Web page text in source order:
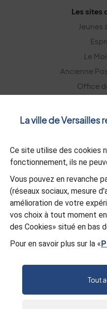
Les sites
Jeunes
Le
Ancienne
Office
© Mairie de Versailles
La ville de
Ce site utilise des cookies
fonctionnement, ils ne
Vous pouvez en revanche
(réseaux sociaux, mesure
amélioration de votre
vos choix à tout moment
des Cookies» situé en bas
Pour en savoir plus sur la «
Tout